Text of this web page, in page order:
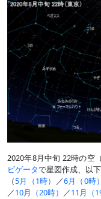
2020年8月中旬 22時の空
ビゲータで星図作成、以下
（5月（1時） ／6月（0時）
／10月（20時） ／11月（